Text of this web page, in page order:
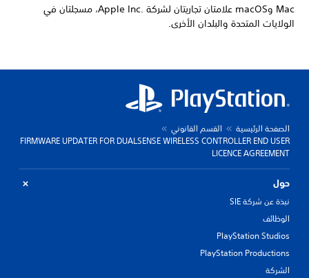
Mac وmacOS علامتان تجاريتان لشركة Apple Inc.‎، مسجلتان في
الولايات المتحدة والبلدان الأخرى.
الصفحة الرئيسية
القسم القانوني
FIRMWARE UPDATER FOR DUALSENSE WIRELESS CONTROLLER END USER
LICENCE AGREEMENT
حول
نبذة عن شركة SIE
الوظائف
PlayStation Studios
PlayStation Productions
الشركة